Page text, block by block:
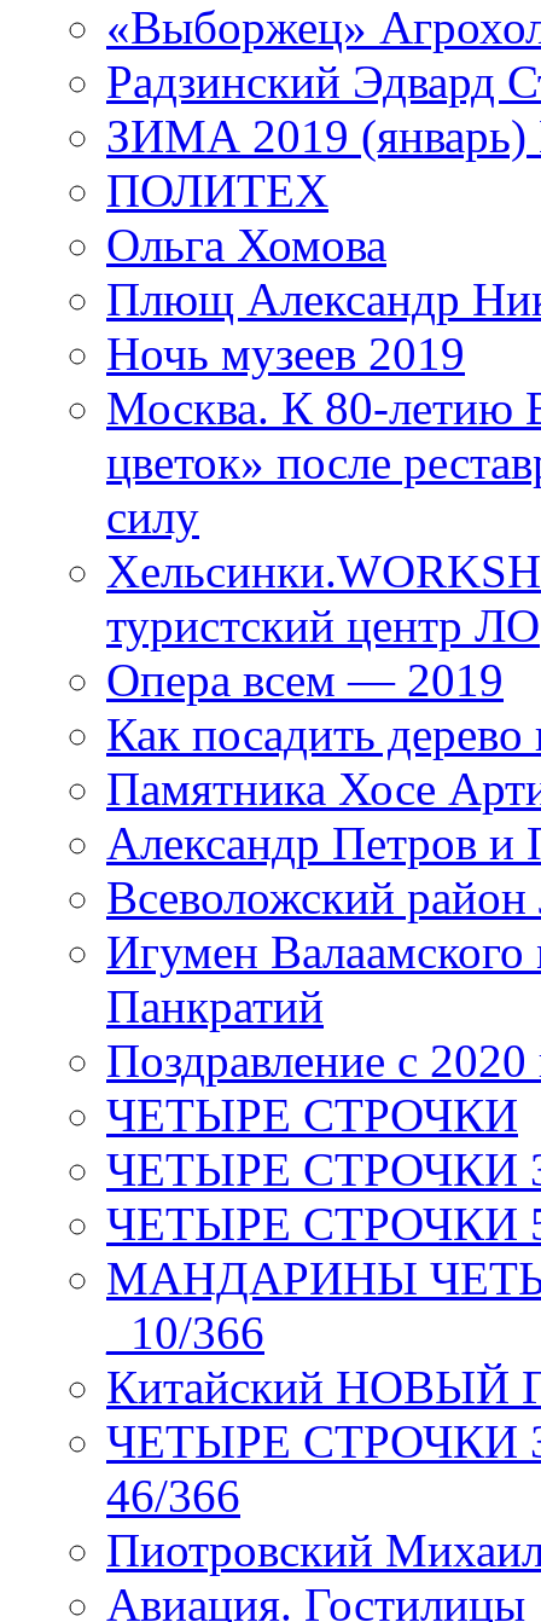
«Выборжец»
Радзинский Эдвард
ЗИМА 2019 (январь)
ПОЛИТЕХ
Ольга Хомова
Плющ Александр
Ночь музеев 2019
Москва. К 80-
цветок» после
силу
туристский центр ЛО
Опера всем — 2019
Как посадить дерево
Памятника Хосе
Александр Петров и
Всеволожский район
Игумен
Панкратий
Поздравление с 2020
ЧЕТЫРЕ СТРОЧКИ
ЧЕТЫРЕ СТРОЧКИ 3
ЧЕТЫРЕ СТРОЧКИ 5
МАНДАРИНЫ
_10/366
Китайский НОВЫЙ
ЧЕТЫРЕ СТРОЧКИ
46/366
Пиотровский
Авиация. Гостилицы